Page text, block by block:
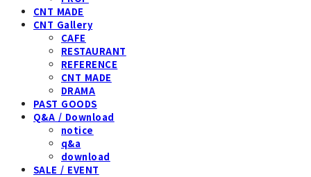
CNT MADE
CNT Gallery
CAFE
RESTAURANT
REFERENCE
CNT MADE
DRAMA
PAST GOODS
Q&A / Download
notice
q&a
download
SALE / EVENT